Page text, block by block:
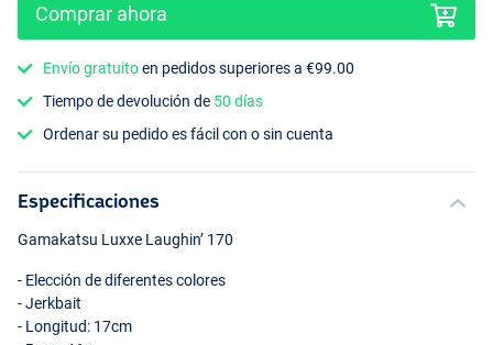
Comprar ahora
Envío gratuitoen pedidos superiores a €99.00
Tiempo de devolución de 50 días
Ordenar su pedido es fácil con o sin cuenta
Especificaciones
Gamakatsu Luxxe Laughin’ 170
- Elección de diferentes colores
- Jerkbait
- Longitud: 17cm